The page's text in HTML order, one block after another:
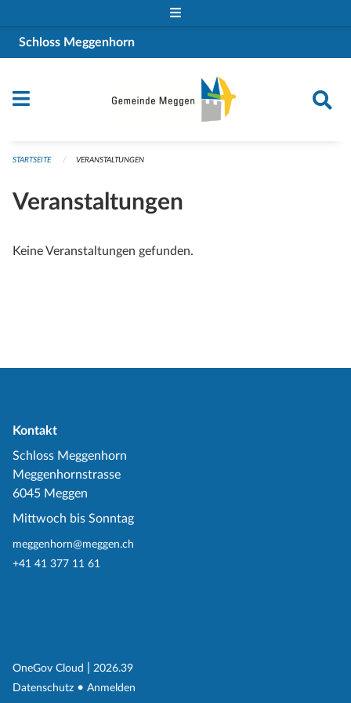
Schloss Meggenhorn
STARTSEITE VERANSTALTUNGEN
Veranstaltungen
Keine Veranstaltungen gefunden.
Kontakt
Schloss Meggenhorn
Meggenhornstrasse
6045 Meggen
Mittwoch bis Sonntag
meggenhorn@meggen.ch
+41 41 377 11 61
OneGov Cloud (External Link)
2026.39
Datenschutz (External Link)
Anmelden